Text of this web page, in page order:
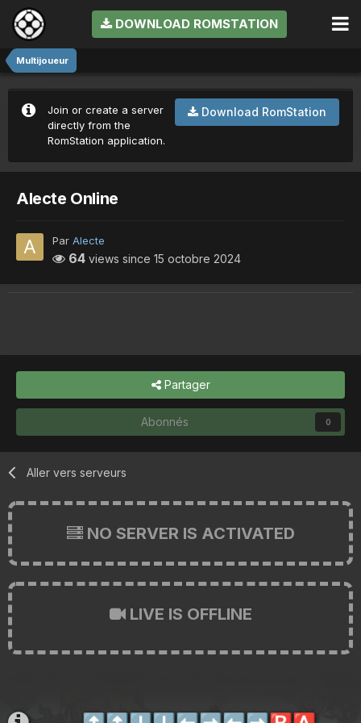
DOWNLOAD ROMSTATION
Multijoueur
Download RomStation
Join or create a server
directly from the
RomStation application.
Alecte Online
Par Alecte
64 views since 15 octobre 2024
Partager
Abonnés 0
Aller vers serveurs
NO SERVER IS ACTIVATED
LIVE IS OFFLINE